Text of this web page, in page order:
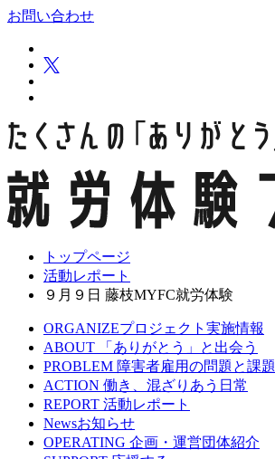
お問い合わせ
トップページ
活動レポート
９月９日 藤枝MYFC就労体験
ORGANIZEプロジェクト実施情報
ABOUT
「ありがとう」と出会う
PROBLEM 障害者雇用の問題と課題
ACTION 働き、混ざりあう日常
REPORT 活動レポート
Newsお知らせ
OPERATING 企画・運営団体紹介